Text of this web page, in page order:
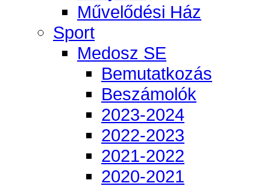
Művelődési Ház
Sport
Medosz SE
Bemutatkozás
Beszámolók
2023-2024
2022-2023
2021-2022
2020-2021